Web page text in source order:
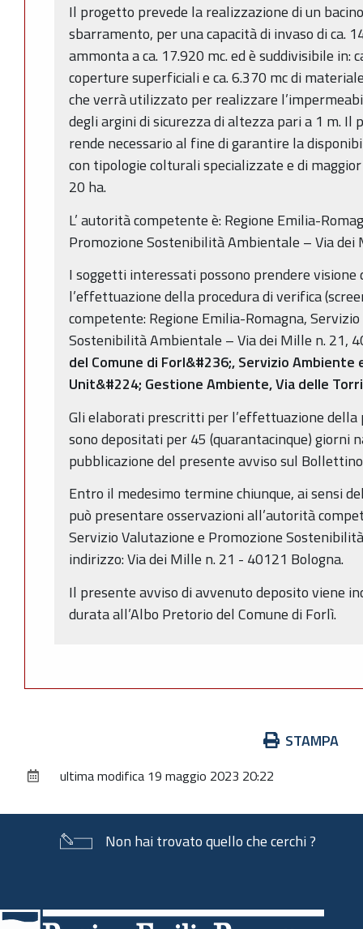
Il progetto prevede la realizzazione di un
sbarramento, per una capacità di invaso di ca.
ammonta a ca. 17.920 mc. ed è suddivisibile in:
coperture superficiali e ca. 6.370 mc di
che verrà utilizzato per realizzare
degli argini di sicurezza di altezza pari a 1 m. Il
rende necessario al fine di garantire la
con tipologie colturali specializzate e di
20 ha.
L’ autorità competente è: Regione Emilia-
Promozione Sostenibilità Ambientale – Via dei
I soggetti interessati possono prendere
l’effettuazione della procedura di verifica
competente: Regione Emilia-Romagna,
Sostenibilità Ambientale – Via dei Mille n. 21,
del Comune di Forl&#236;, Servizio Ambiente
Unit&#224; Gestione Ambiente, Via delle
Gli elaborati prescritti per l’effettuazione della
sono depositati per 45 (quarantacinque) giorni
pubblicazione del presente avviso sul
Entro il medesimo termine chiunque, ai sensi
può presentare osservazioni all’autorità
Servizio Valutazione e Promozione
indirizzo: Via dei Mille n. 21 - 40121 Bologna.
Il presente avviso di avvenuto deposito viene
durata all’Albo Pretorio del Comune di Forlì.
documento
STAMPA
ultima modifica 19 maggio 2023 20:22
Non hai trovato quello che cerchi ?
di